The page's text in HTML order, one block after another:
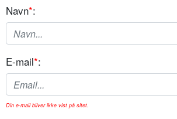
Navn*:
E-mail*:
Din e-mail bliver ikke vist på sitet.